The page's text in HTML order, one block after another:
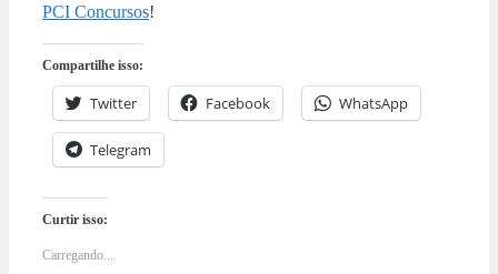
PCI Concursos!
Compartilhe isso:
Twitter Facebook WhatsApp
Telegram
Curtir isso:
Carregando...